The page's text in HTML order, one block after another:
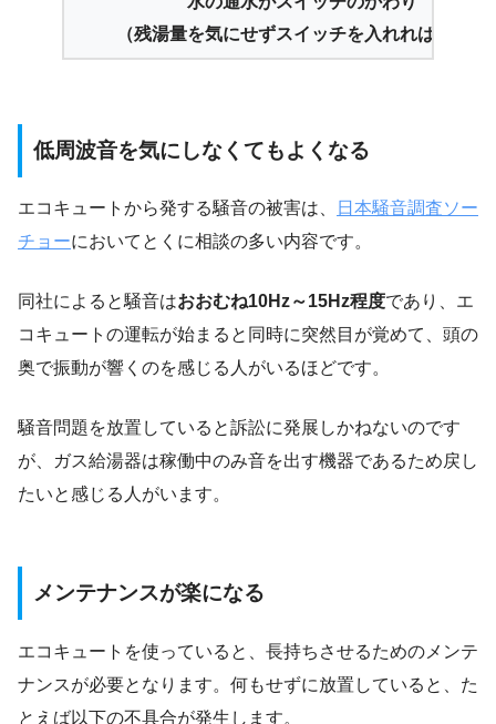
（残湯量を気にせずスイッチを入れればよい）
低周波音を気にしなくてもよくなる
エコキュートから発する騒音の被害は、
日本騒音調査ソー
チョーにおいてとくに相談の多い内容です。
同社によると騒音はおおむね10Hz～15Hz程度であり、エ
コキュートの運転が始まると同時に突然目が覚めて、頭の
奥で振動が響くのを感じる人がいるほどです。
騒音問題を放置していると訴訟に発展しかねないのです
が、ガス給湯器は稼働中のみ音を出す機器であるため戻し
たいと感じる人がいます。
メンテナンスが楽になる
エコキュートを使っていると、長持ちさせるためのメンテ
ナンスが必要となります。何もせずに放置していると、た
とえば以下の不具合が発生します。